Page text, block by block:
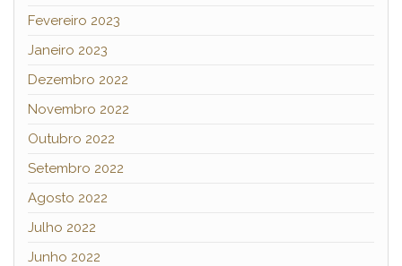
Fevereiro 2023
Janeiro 2023
Dezembro 2022
Novembro 2022
Outubro 2022
Setembro 2022
Agosto 2022
Julho 2022
Junho 2022